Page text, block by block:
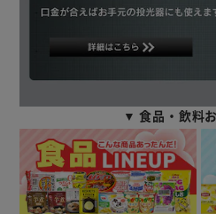
▼ 食品・飲料